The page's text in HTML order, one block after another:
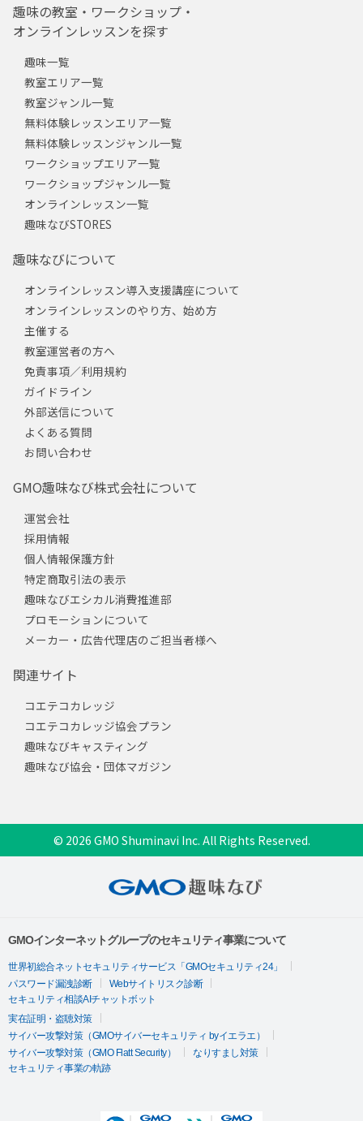
趣味の教室・ワークショップ・
オンラインレッスンを探す
趣味一覧
教室エリア一覧
教室ジャンル一覧
無料体験レッスンエリア一覧
無料体験レッスンジャンル一覧
ワークショップエリア一覧
ワークショップジャンル一覧
オンラインレッスン一覧
趣味なびSTORES
趣味なびについて
オンラインレッスン導入支援講座について
オンラインレッスンのやり方、始め方
主催する
教室運営者の方へ
免責事項／利用規約
ガイドライン
外部送信について
よくある質問
お問い合わせ
GMO趣味なび株式会社について
運営会社
採用情報
個人情報保護方針
特定商取引法の表示
趣味なびエシカル消費推進部
プロモーションについて
メーカー・広告代理店のご担当者様へ
関連サイト
コエテコカレッジ
コエテコカレッジ協会プラン
趣味なびキャスティング
趣味なび協会・団体マガジン
© 2026 GMO Shuminavi Inc. All Rights Reserved.